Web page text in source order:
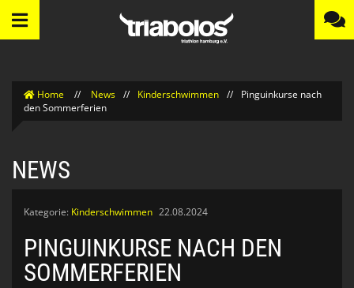
Home // News // Kinderschwimmen //
Pinguinkurse nach
den Sommerferien
NEWS
Kategorie: Kinderschwimmen 22.08.2024
PINGUINKURSE NACH DEN
SOMMERFERIEN